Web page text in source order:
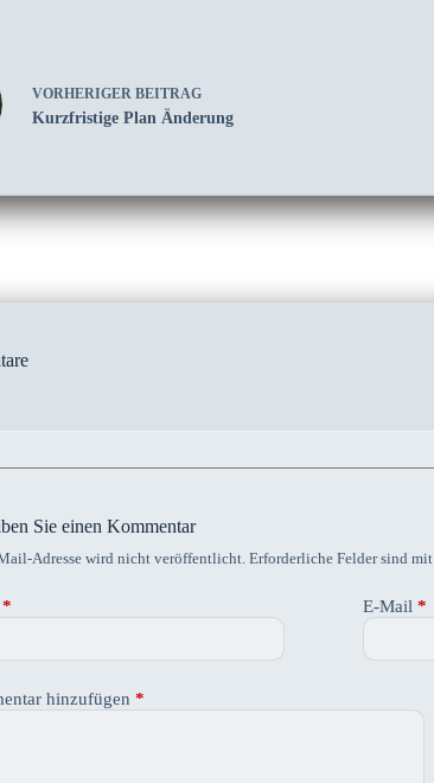
VORHERIGER BEITRAG
Kurzfristige Plan Änderung
Sie einen Kommentar
Adresse wird nicht veröffentlicht. Erforderliche Felder sind mit
* E-Mail*
hinzufügen *